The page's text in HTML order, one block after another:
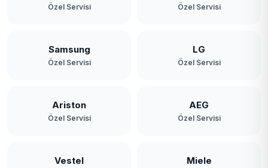
Özel Servisi Özel Servisi
Samsung
Özel Servisi
LG
Özel Servisi
Ariston
Özel Servisi
AEG
Özel Servisi
Vestel Miele